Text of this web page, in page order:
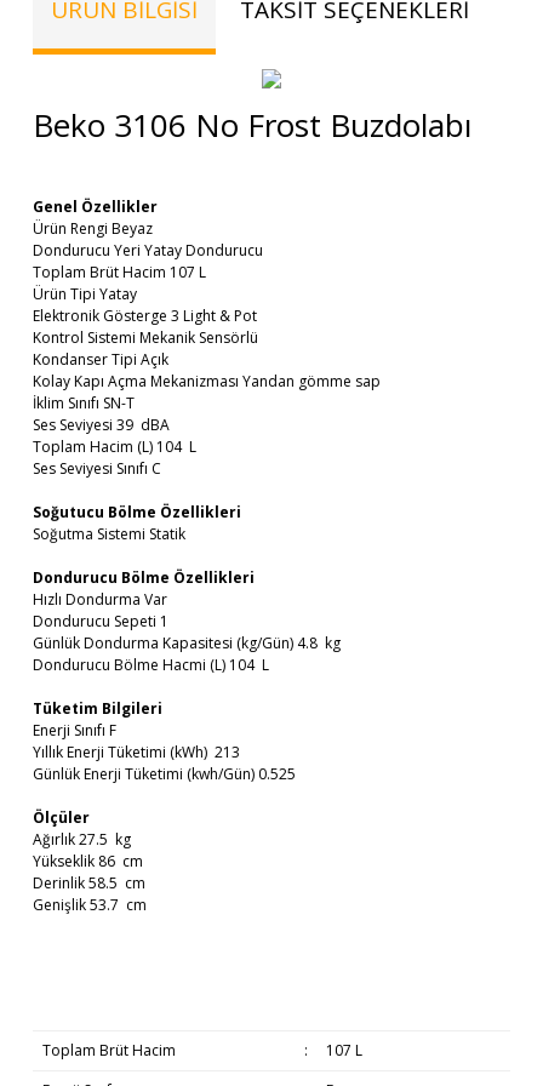
ÜRÜN BILGISI TAKSIT SEÇENEKLERI
Beko 3106 No Frost Buzdolabı
Genel Özellikler
Ürün Rengi Beyaz
Dondurucu Yeri Yatay Dondurucu
Toplam Brüt Hacim 107 L
Ürün Tipi Yatay
Elektronik Gösterge 3 Light & Pot
Kontrol Sistemi Mekanik Sensörlü
Kondanser Tipi Açık
Kolay Kapı Açma Mekanizması Yandan gömme sap
İklim Sınıfı SN-T
Ses Seviyesi 39 dBA
Toplam Hacim (L) 104 L
Ses Seviyesi Sınıfı C
Soğutucu Bölme Özellikleri
Soğutma Sistemi Statik
Dondurucu Bölme Özellikleri
Hızlı Dondurma Var
Dondurucu Sepeti 1
Günlük Dondurma Kapasitesi (kg/Gün) 4.8 kg
Dondurucu Bölme Hacmi (L) 104 L
Tüketim Bilgileri
Enerji Sınıfı F
Yıllık Enerji Tüketimi (kWh) 213
Günlük Enerji Tüketimi (kwh/Gün) 0.525
Ölçüler
Ağırlık 27.5 kg
Yükseklik 86 cm
Derinlik 58.5 cm
Genişlik 53.7 cm
Toplam Brüt Hacim :
107 L